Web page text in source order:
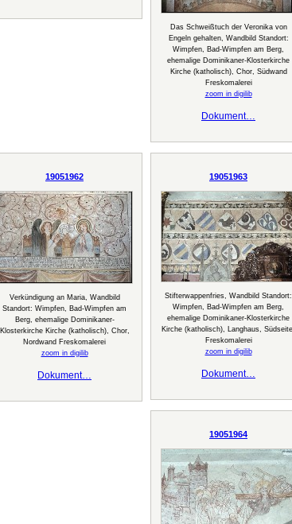
Das Schweißtuch der Veronika von
Engeln gehalten, Wandbild Standort:
Wimpfen, Bad-Wimpfen am Berg,
ehemalige Dominikaner-Klosterkirche
Kirche (katholisch), Chor, Südwand
Freskomalerei
zoom in digilib
Dokument…
19051962
Verkündigung an Maria, Wandbild
Standort: Wimpfen, Bad-Wimpfen am
Berg, ehemalige Dominikaner-
Klosterkirche Kirche (katholisch), Chor,
Nordwand Freskomalerei
zoom in digilib
Dokument…
19051963
Stifterwappenfries, Wandbild Standort:
Wimpfen, Bad-Wimpfen am Berg,
ehemalige Dominikaner-Klosterkirche
Kirche (katholisch), Langhaus,
Freskomalerei
zoom in digilib
Dokument…
19051964